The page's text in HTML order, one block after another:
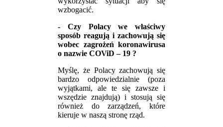
wzbogacić.
- Czy Polacy we właściwy
sposób reagują i zachowują się
wobec zagrożeń koronawirusa
o nazwie COViD – 19 ?
Myślę, że Polacy zachowują się
bardzo odpowiedzialnie (poza
wyjątkami, ale te się zawsze i
wszędzie znajdują) i stosują się
również do zarządzeń, które
kieruje w naszą stronę rząd.